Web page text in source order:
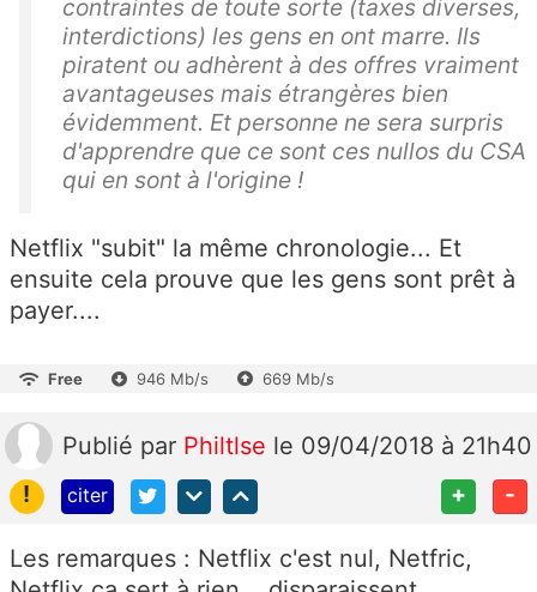
contraintes de toute sorte (taxes diverses,
interdictions) les gens en ont marre. Ils
piratent ou adhèrent à des offres vraiment
avantageuses mais étrangères bien
évidemment. Et personne ne sera surpris
d'apprendre que ce sont ces nullos du CSA
qui en sont à l'origine !
Netflix "subit" la même chronologie... Et
ensuite cela prouve que les gens sont prêt à
payer....
Free 946 Mb/s 669 Mb/s
Publié par Philtlse le 09/04/2018 à 21h40
!
citer + -
Les remarques : Netflix c'est nul, Netfric,